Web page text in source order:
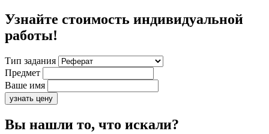
Узнайте стоимость индивидуальной
работы!
Тип задания
Предмет
Ваше имя
узнать цену
Вы нашли то, что искали?